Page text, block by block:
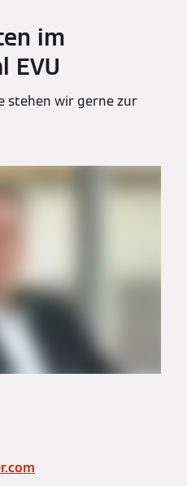
im
EVU
stehen wir gerne zur